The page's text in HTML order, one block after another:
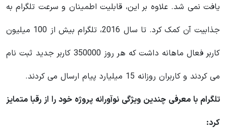
یافت نمی شد. علاوه بر این، قابلیت اطمینان و سرعت تلگرام به
جذابیت آن کمک کرد. تا سال 2016، تلگرام بیش از 100 میلیون
کاربر فعال ماهانه داشت که هر روز 350000 کاربر جدید ثبت نام
می کردند و کاربران روزانه 15 میلیارد پیام ارسال می کردند.
تلگرام با معرفی چندین ویژگی نوآورانه پروژه خود را از رقبا متمایز
کرد: